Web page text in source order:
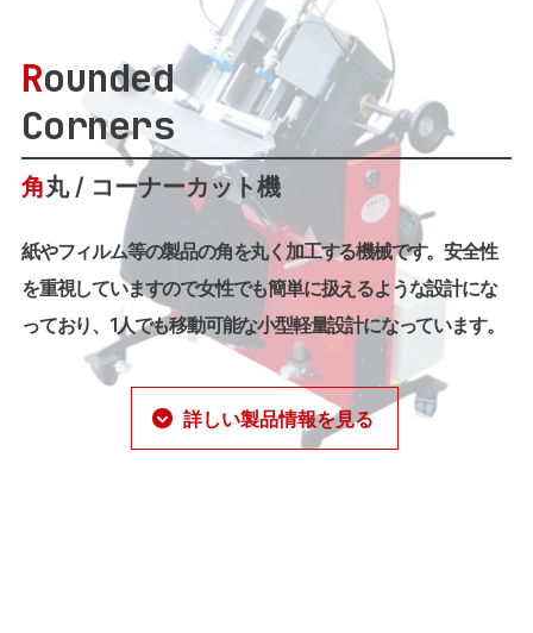
Rounded
Corners
角丸 / コーナーカット機
紙やフィルム等の製品の角を丸く加工する機械です。安全性
を重視していますので女性でも簡単に扱えるような設計にな
っており、1人でも移動可能な小型軽量設計になっています。
詳しい製品情報を見る